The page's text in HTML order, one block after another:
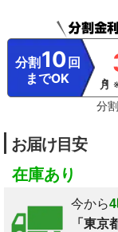
分割 10 回
までOK
分
お届け目安
在庫あり
今から
「東京